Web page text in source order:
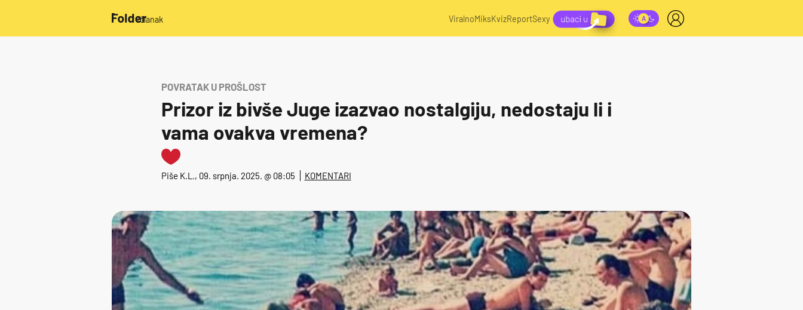
/članak ViralnoMiksKvizReportSexy
POVRATAK U PROŠLOST
Prizor iz bivše Juge izazvao nostalgiju, nedostaju li i
vama ovakva vremena?
Piše K.L., 09. srpnja. 2025. @ 08:05 KOMENTARI